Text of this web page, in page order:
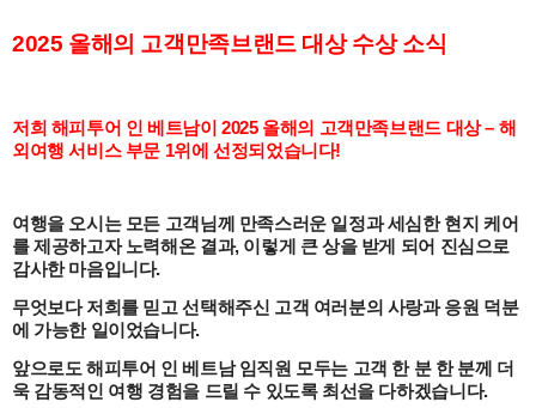
2025 올해의 고객만족브랜드 대상 수상 소식
저희 해피투어 인 베트남이2025 올해의 고객만족브랜드 대상 – 해
외여행 서비스 부문 1위에 선정되었습니다!
여행을 오시는 모든 고객님께 만족스러운 일정과 세심한 현지 케어
를 제공하고자 노력해온 결과, 이렇게 큰 상을 받게 되어 진심으로
감사한 마음입니다.
무엇보다 저희를 믿고 선택해주신 고객 여러분의 사랑과 응원 덕분
에 가능한 일이었습니다.
앞으로도 해피투어 인 베트남 임직원 모두는 고객 한 분 한 분께 더
욱 감동적인 여행 경험을 드릴 수 있도록 최선을 다하겠습니다.